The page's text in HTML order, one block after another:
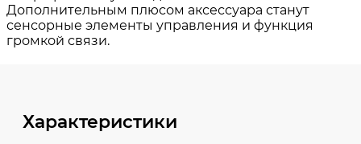
Характеристики